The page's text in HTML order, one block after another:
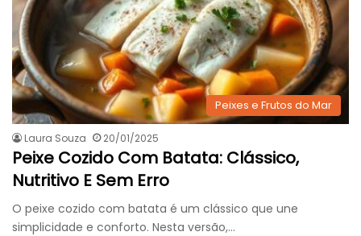
Peixes e Frutos do Mar
Laura Souza 20/01/2025
Peixe Cozido Com Batata: Clássico,
Nutritivo E Sem Erro
O peixe cozido com batata é um clássico que une
simplicidade e conforto. Nesta versão,…